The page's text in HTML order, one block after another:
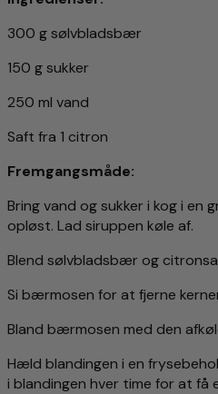
300 g sølvbladsbær
150 g sukker
250 ml vand
Saft fra 1 citron
Fremgangsmåde:
Bring vand og sukker i kog i en
opløst. Lad siruppen køle af.
Blend sølvbladsbær og
Si bærmosen for at fjerne
Bland bærmosen med den
Hæld blandingen i en
i blandingen hver time for at få